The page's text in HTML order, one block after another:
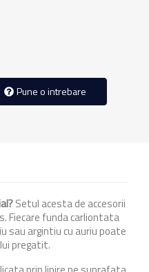
Pune o intrebare
Setul acesta de accesorii
Fiecare funda carliontata
sau argintiu cu auriu poate
pregatit.